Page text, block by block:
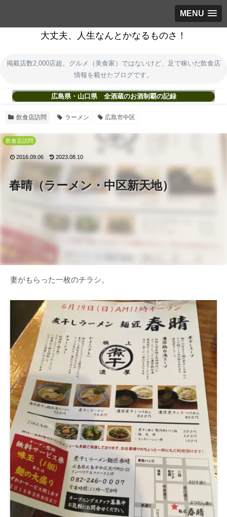
MENU
大丈夫、人生なんとかなるものさ！
掲載店数2,000店超。グルメ（美食家）ではないけど、足で稼いだ飲食店
情報を載せたブログです。
広島県・山口県 全酒蔵のお酒制覇の記録
飲食店訪問 ラーメン 広島市中区
春晴（ラーメン・中区新天地）
飲食店訪問
2016.09.06 2023.08.10
妻がもらった一枚のチラシ。